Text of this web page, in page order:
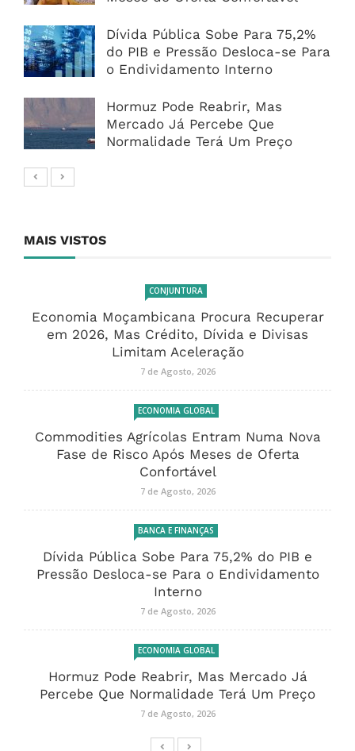
Dívida Pública Sobe Para 75,2%
do PIB e Pressão Desloca-se Para
o Endividamento Interno
Hormuz Pode Reabrir, Mas
Mercado Já Percebe Que
Normalidade Terá Um Preço
MAIS VISTOS
CONJUNTURA
Economia Moçambicana Procura Recuperar
em 2026, Mas Crédito, Dívida e Divisas
Limitam Aceleração
7 de Agosto, 2026
ECONOMIA GLOBAL
Commodities Agrícolas Entram Numa Nova
Fase de Risco Após Meses de Oferta
Confortável
7 de Agosto, 2026
BANCA E FINANÇAS
Dívida Pública Sobe Para 75,2% do PIB e
Pressão Desloca-se Para o Endividamento
Interno
7 de Agosto, 2026
ECONOMIA GLOBAL
Hormuz Pode Reabrir, Mas Mercado Já
Percebe Que Normalidade Terá Um Preço
7 de Agosto, 2026